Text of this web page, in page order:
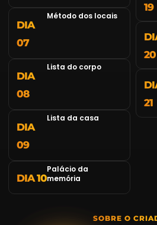
DIA
07
Método dos locais
DIA
08
Lista do corpo
DIA
09
Lista da casa
DIA 10
Palácio da
memória
19
20
21
SOBRE O